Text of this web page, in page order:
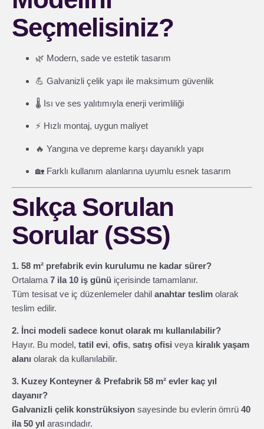
Seçmelisiniz?
🌿 Modern, sade ve estetik tasarım
💪 Galvanizli çelik yapı ile maksimum güvenlik
🌡️ Isı ve ses yalıtımıyla enerji verimliliği
⚡ Hızlı montaj, uygun maliyet
🔥 Yangına ve depreme karşı dayanıklı yapı
🏡 Farklı kullanım alanlarına uyumlu esnek tasarım
Sıkça Sorulan
Sorular (SSS)
1. 58 m² prefabrik evin kurulumu ne kadar sürer?
Ortalama 7 ila 10 iş günü içerisinde tamamlanır.
Tüm tesisat ve iç düzenlemeler dahil anahtar teslim olarak
teslim edilir.
2. İnci modeli sadece konut olarak mı kullanılabilir?
Hayır. Bu model, tatil evi, ofis, satış ofisi veya kiralık yaşam
alanı olarak da kullanılabilir.
3. Kuzey Konteyner & Prefabrik 58 m² evler kaç yıl
dayanır?
Galvanizli çelik konstrüksiyon sayesinde bu evlerin ömrü 40
ila 50 yıl arasındadır.